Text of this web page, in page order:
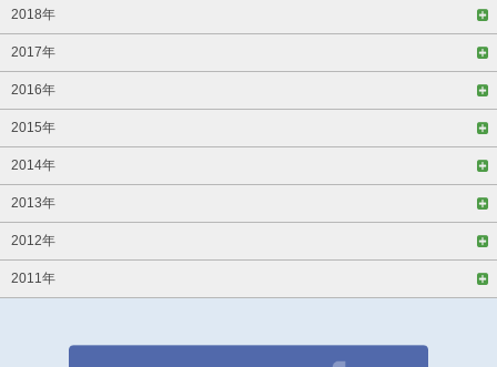
2018年
2017年
2016年
2015年
2014年
2013年
2012年
2011年